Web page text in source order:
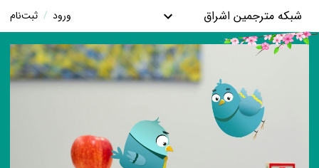
شبکه مترجمین اشراق ورود / ثبت‌نام